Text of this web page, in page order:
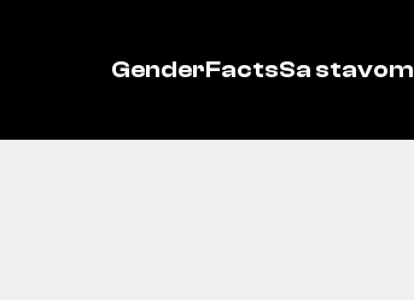
GenderFactsSa stavom